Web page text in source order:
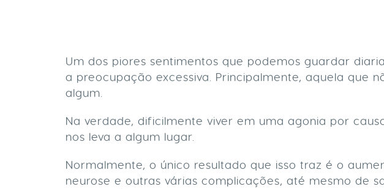
Um dos piores sentimentos que podemos guardar
a preocupação excessiva. Principalmente, aquela que
algum.
Na verdade, dificilmente viver em uma agonia por
nos leva a algum lugar.
Normalmente, o único resultado que isso traz é o
neurose e outras várias complicações, até mesmo de